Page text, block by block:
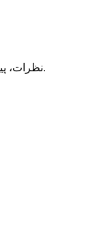
نظرات، پیشنهادات و انتقادات خود را با ما در میان بگذارید.